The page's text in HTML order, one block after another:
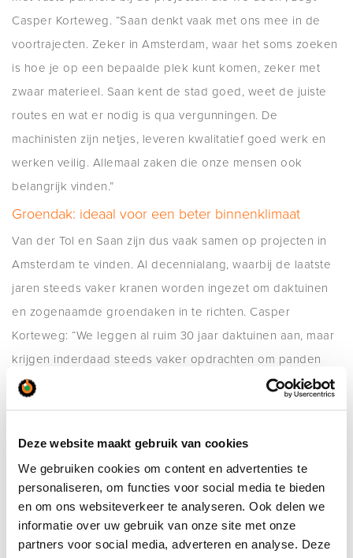
Deze website maakt gebruik van cookies
We gebruiken cookies om content en advertenties te
personaliseren, om functies voor social media te bieden
en om ons websiteverkeer te analyseren. Ook delen we
informatie over uw gebruik van onze site met onze
partners voor social media, adverteren en analyse. Deze
Casper Korteweg. “Saan denkt vaak met ons mee in de
voortrajecten. Zeker in Amsterdam, waar het soms zoeken
is hoe je op een bepaalde plek kunt komen, zeker met
zwaar materieel. Saan kent de stad goed, weet de juiste
routes en wat er nodig is qua vergunningen. De
machinisten zijn netjes, leveren kwalitatief goed werk en
werken veilig. Allemaal zaken die onze mensen ook
belangrijk vinden.”
Groendak: ideaal voor een beter binnenklimaat
Van der Tol en Saan zijn dus vaak samen op projecten in
Amsterdam te vinden. Al decennialang, waarbij de laatste
jaren steeds vaker kranen worden ingezet om daktuinen
en zogenaamde groendaken in te richten. Casper
Korteweg: “We leggen al ruim 30 jaar daktuinen aan, maar
krijgen inderdaad steeds vaker opdrachten om panden
van een groendak te voorzien. Een groendak heeft als
voordeel dat het helpt om het binnenklimaat stabieler te
traditioneel dak. In de zomer hoeft daardoor de airco
minder snel aan en dat scheelt behoorlijk in energiekosten
en CO2-uitstoot. Bovendien helpt een groen dak bij de
regulering van regenwaterafvoer. Met de steeds heviger
regenbuien is dat – zeker in de binnenstad – een groot